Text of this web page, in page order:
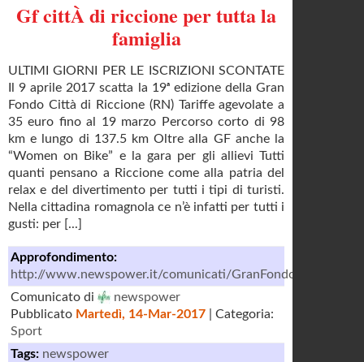
Gf cittÀ di riccione per tutta la
famiglia
ULTIMI GIORNI PER LE ISCRIZIONI SCONTATE
Il 9 aprile 2017 scatta la 19ᵃ edizione della Gran
Fondo Città di Riccione (RN) Tariffe agevolate a
35 euro fino al 19 marzo Percorso corto di 98
km e lungo di 137.5 km Oltre alla GF anche la
“Women on Bike” e la gara per gli allievi Tutti
quanti pensano a Riccione come alla patria del
relax e del divertimento per tutti i tipi di turisti.
Nella cittadina romagnola ce n’è infatti per tutti i
gusti: per [...]
Approfondimento:
http://www.newspower.it/comunicati/
Comunicato di
newspower
Pubblicato Martedì, 14-Mar-2017 | Categoria:
Sport
Tags: newspower